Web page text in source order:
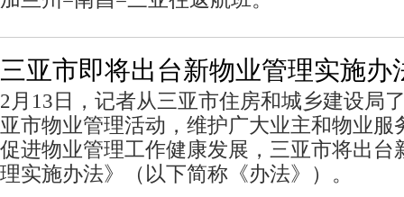
三亚市即将出台新物业管理实施办
2月13日，记者从三亚市住房和城乡建设局
亚市物业管理活动，维护广大业主和物业服
促进物业管理工作健康发展，三亚市将出台
理实施办法》（以下简称《办法》）。